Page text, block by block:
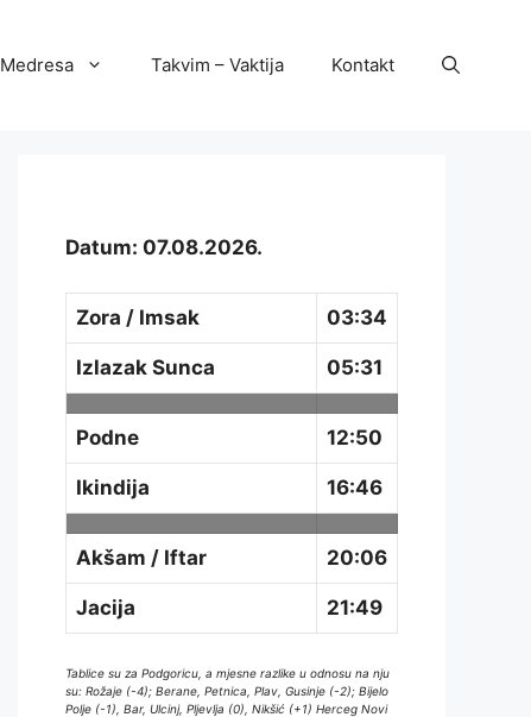
Medresa Takvim – Vaktija Kontakt
Datum: 07.08.2026.
Zora / Imsak 03:34
Izlazak Sunca 05:31
Podne 12:50
Ikindija 16:46
Akšam / Iftar 20:06
Jacija 21:49
Tablice su za Podgoricu, a mjesne razlike u odnosu na nju
su: Rožaje (-4); Berane, Petnica, Plav, Gusinje (-2); Bijelo
Polje (-1), Bar, Ulcinj, Pljevlja (0), Nikšić (+1) Herceg Novi